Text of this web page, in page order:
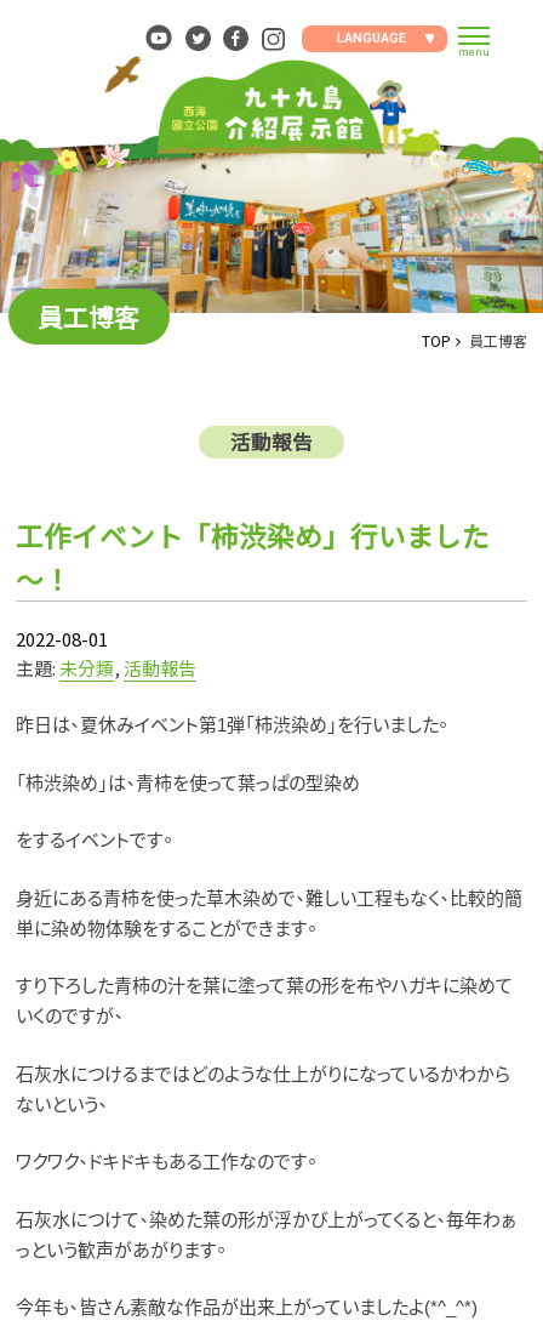
LANGUAGE
menu
TOP 員工博客
員工博客
活動報告
工作イベント「柿渋染め」行いました
～！
2022-08-01
主題: 未分類,活動報告
昨日は、夏休みイベント第1弾「柿渋染め」を行いました。
「柿渋染め」は、青柿を使って葉っぱの型染め
をするイベントです。
身近にある青柿を使った草木染めで、難しい工程もなく、比較的簡
単に染め物体験をすることができます。
すり下ろした青柿の汁を葉に塗って葉の形を布やハガキに染めて
いくのですが、
石灰水につけるまではどのような仕上がりになっているかわから
ないという、
ワクワク、ドキドキもある工作なのです。
石灰水につけて、染めた葉の形が浮かび上がってくると、毎年わぁ
っという歓声があがります。
今年も、皆さん素敵な作品が出来上がっていましたよ(*^_^*)